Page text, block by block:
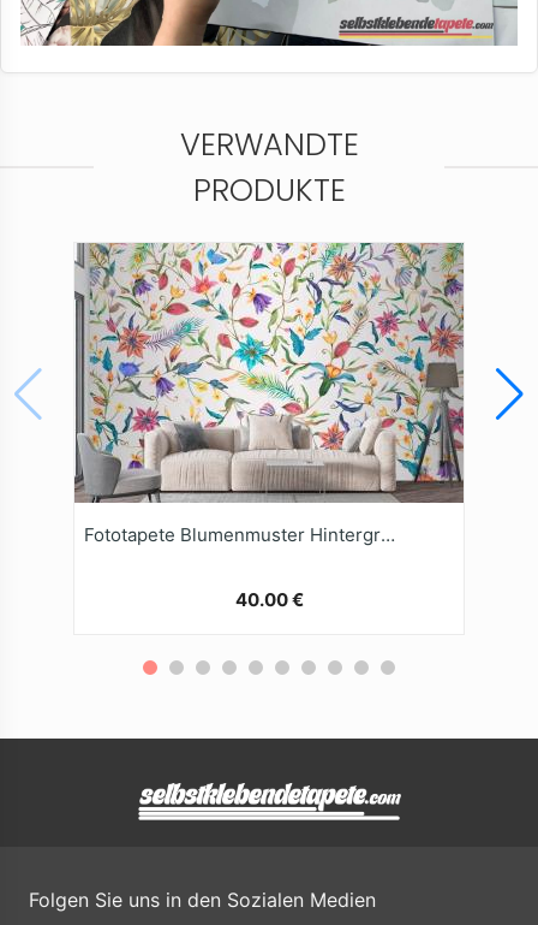
VERWANDTE
PRODUKTE
Fototapete Blumenmuster Hintergrund
40.00 €
Folgen Sie uns in den Sozialen Medien